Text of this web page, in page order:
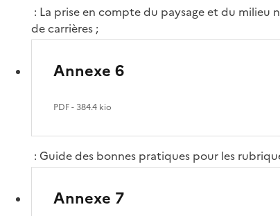
: La prise en compte du paysage et du milieu
de carrières ;
Annexe 6
PDF- 384.4 kio
: Guide des bonnes pratiques pour les
Annexe 7